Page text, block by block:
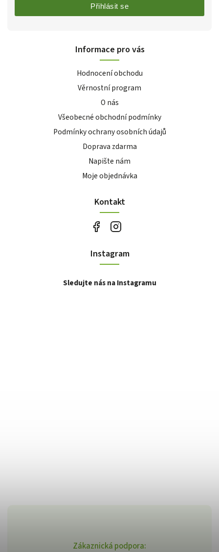
Zákaznická podpora:
Přihlásit se
Informace pro vás
Hodnocení obchodu
Věrnostní program
O nás
Všeobecné obchodní podmínky
Podmínky ochrany osobních údajů
Doprava zdarma
Napište nám
Moje objednávka
Kontakt
Instagram
Sledujte nás na Instagramu